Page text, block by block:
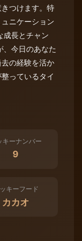
つけます。特
ニケーション
成長とチャン
、今日のあなた
の経験を活か
っているタイ
キーナンバー
9
キーフード
カカオ